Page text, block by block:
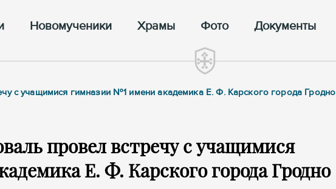
Новомученики Храмы Фото Документы
с учащимися гимназии №1 имени академика Е. Ф. Карского города Гродно
провел встречу с учащимися
Е. Ф. Карского города Гродно